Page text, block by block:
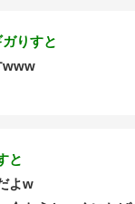
りすと
www
と
よw